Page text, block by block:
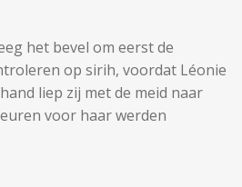
het bevel om eerst de
op sirih, voordat Léonie
liep zij met de meid naar
voor haar werden